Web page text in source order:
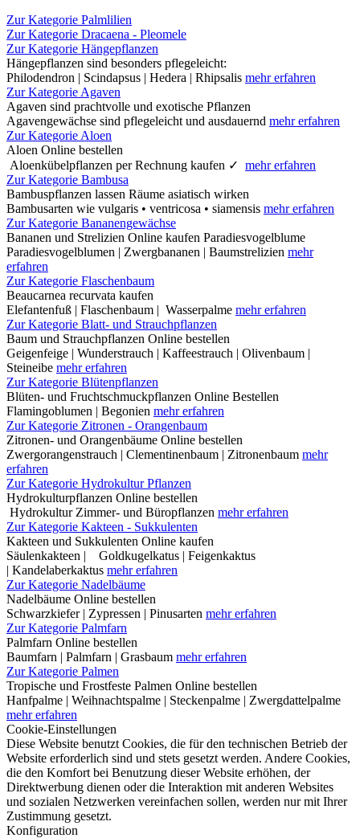
Zur Kategorie Palmlilien
Zur Kategorie Dracaena - Pleomele
Zur Kategorie Hängepflanzen
Hängepflanzen sind besonders pflegeleicht:
Philodendron | Scindapsus | Hedera | Rhipsalis mehr erfahren
Zur Kategorie Agaven
Agaven sind prachtvolle und exotische Pflanzen
Agavengewächse sind pflegeleicht und ausdauernd mehr erfahren
Zur Kategorie Aloen
Aloen Online bestellen
Aloenkübelpflanzen per Rechnung kaufen ✓ mehr erfahren
Zur Kategorie Bambusa
Bambuspflanzen lassen Räume asiatisch wirken
Bambusarten wie vulgaris • ventricosa • siamensis mehr erfahren
Zur Kategorie Bananengewächse
Bananen und Strelizien Online kaufen Paradiesvogelblume
Paradiesvogelblumen | Zwergbananen | Baumstrelizien mehr
erfahren
Zur Kategorie Flaschenbaum
Beaucarnea recurvata kaufen
Elefantenfuß | Flaschenbaum | Wasserpalme mehr erfahren
Zur Kategorie Blatt- und Strauchpflanzen
Baum und Strauchpflanzen Online bestellen
Geigenfeige | Wunderstrauch | Kaffeestrauch | Olivenbaum |
Steineibe mehr erfahren
Zur Kategorie Blütenpflanzen
Blüten- und Fruchtschmuckpflanzen Online Bestellen
Flamingoblumen | Begonien mehr erfahren
Zur Kategorie Zitronen - Orangenbaum
Zitronen- und Orangenbäume Online bestellen
Zwergorangenstrauch | Clementinenbaum | Zitronenbaum mehr
erfahren
Zur Kategorie Hydrokultur Pflanzen
Hydrokulturpflanzen Online bestellen
Hydrokultur Zimmer- und Büropflanzen mehr erfahren
Zur Kategorie Kakteen - Sukkulenten
Kakteen und Sukkulenten Online kaufen
Säulenkakteen | Goldkugelkatus | Feigenkaktus
| Kandelaberkaktus mehr erfahren
Zur Kategorie Nadelbäume
Nadelbäume Online bestellen
Schwarzkiefer | Zypressen | Pinusarten mehr erfahren
Zur Kategorie Palmfarn
Palmfarn Online bestellen
Baumfarn | Palmfarn | Grasbaum mehr erfahren
Zur Kategorie Palmen
Tropische und Frostfeste Palmen Online bestellen
Hanfpalme | Weihnachtspalme | Steckenpalme | Zwergdattelpalme
mehr erfahren
Cookie-Einstellungen
Diese Website benutzt Cookies, die für den technischen Betrieb der
Website erforderlich sind und stets gesetzt werden. Andere Cookies,
die den Komfort bei Benutzung dieser Website erhöhen, der
Direktwerbung dienen oder die Interaktion mit anderen Websites
und sozialen Netzwerken vereinfachen sollen, werden nur mit Ihrer
Zustimmung gesetzt.
Konfiguration